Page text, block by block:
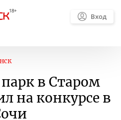
Вход
в Старом
на конкурсе в